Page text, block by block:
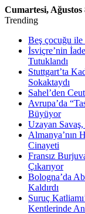
Cumartesi, Ağustos
Trending
Beş çocuğu ile
İsviçre’nin
Tutuklandı
Stuttgart’ta
Sokaktaydı
Sahel’den
Avrupa’da
Büyüyor
Uzayan
Almanya’nın
Cinayeti
Fransız
Çıkarıyor
Bologna’da
Kaldırdı
Suruç
Kentlerinde